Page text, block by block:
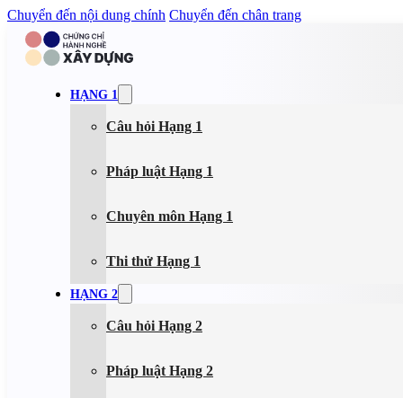
Chuyển đến nội dung chính Chuyển đến chân trang
HẠNG 1
Câu hỏi Hạng 1
Pháp luật Hạng 1
Chuyên môn Hạng 1
Thi thử Hạng 1
HẠNG 2
Câu hỏi Hạng 2
Pháp luật Hạng 2